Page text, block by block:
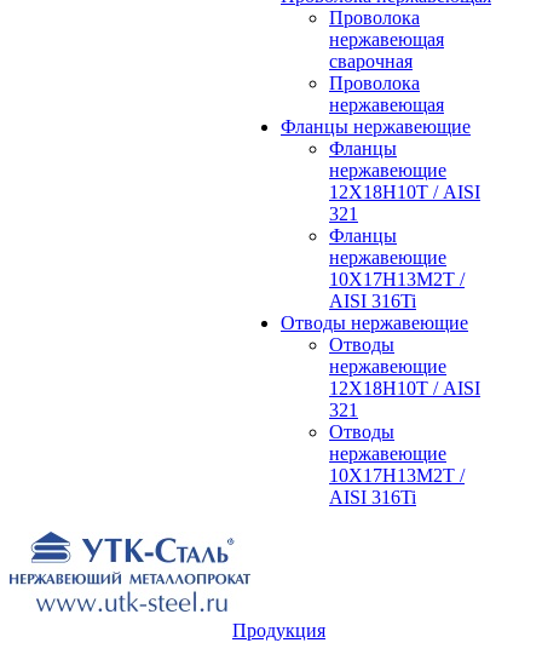
Проволока
нержавеющая
сварочная
Проволока
нержавеющая
Фланцы нержавеющие
Фланцы
нержавеющие
12Х18Н10Т / AISI
321
Фланцы
нержавеющие
10Х17Н13М2Т /
AISI 316Ti
Отводы нержавеющие
Отводы
нержавеющие
12Х18Н10Т / AISI
321
Отводы
нержавеющие
10Х17Н13М2Т /
AISI 316Ti
Продукция